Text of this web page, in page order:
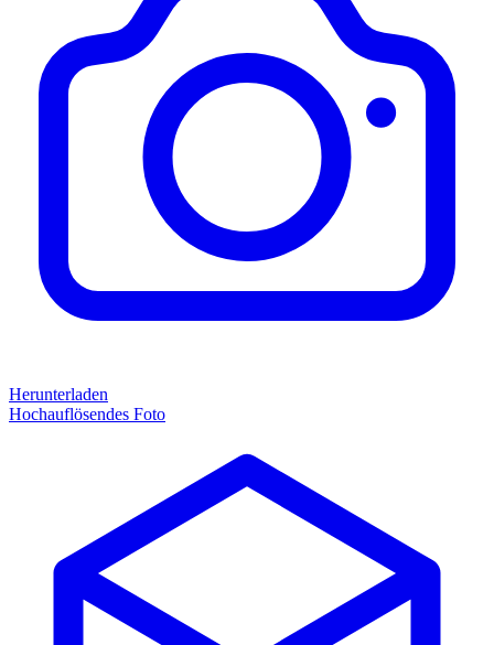
Herunterladen
Hochauflösendes Foto